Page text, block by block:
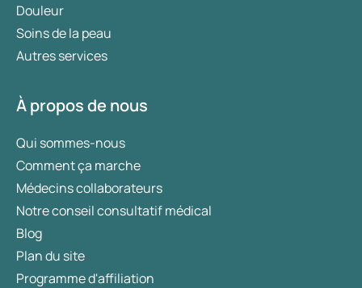
Douleur
Soins de la peau
Autres services
À propos de nous
Qui sommes-nous
Comment ça marche
Médecins collaborateurs
Notre conseil consultatif médical
Blog
Plan du site
Programme d'affiliation